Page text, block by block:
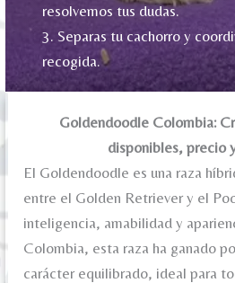
resolvemos tus dudas.
3. Separas tu cachorro y
recogida.
Goldendoodle Colombia:
disponibles, precio
El Goldendoodle es una raza
entre el Golden Retriever y el
inteligencia, amabilidad y
Colombia, esta raza ha ganado
carácter equilibrado, ideal para